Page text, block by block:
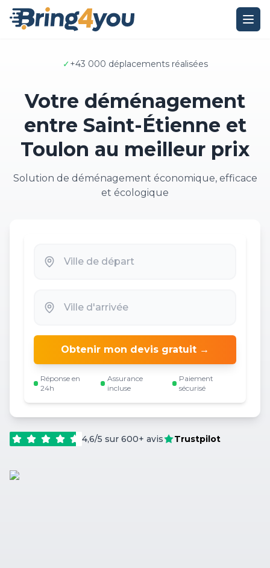
✓+43 000 déplacements réalisées
Votre déménagement
entre Saint-Étienne et
Toulon au meilleur prix
Solution de déménagement économique, efficace
et écologique
Obtenir mon devis gratuit →
Réponse en
24h
Assurance
incluse
Paiement
sécurisé
4,6/5 sur 600+ avis Trustpilot